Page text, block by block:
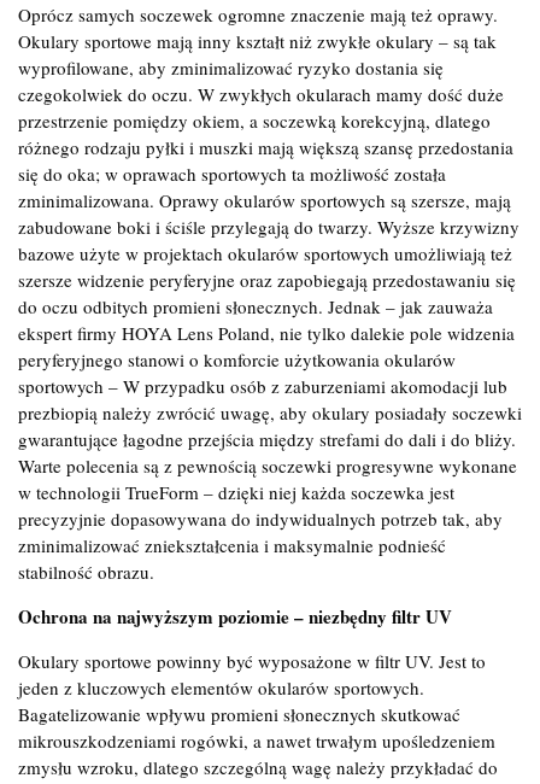
Oprócz samych soczewek ogromne znaczenie mają też oprawy.
Okulary sportowe mają inny kształt niż zwykłe okulary – są tak
wyprofilowane, aby zminimalizować ryzyko dostania się
czegokolwiek do oczu. W zwykłych okularach mamy dość duże
przestrzenie pomiędzy okiem, a soczewką korekcyjną, dlatego
różnego rodzaju pyłki i muszki mają większą szansę przedostania
się do oka; w oprawach sportowych ta możliwość została
zminimalizowana. Oprawy okularów sportowych są szersze, mają
zabudowane boki i ściśle przylegają do twarzy. Wyższe krzywizny
bazowe użyte w projektach okularów sportowych umożliwiają też
szersze widzenie peryferyjne oraz zapobiegają przedostawaniu się
do oczu odbitych promieni słonecznych. Jednak – jak zauważa
ekspert firmy HOYA Lens Poland, nie tylko dalekie pole widzenia
peryferyjnego stanowi o komforcie użytkowania okularów
sportowych – W przypadku osób z zaburzeniami akomodacji lub
prezbiopią należy zwrócić uwagę, aby okulary posiadały soczewki
gwarantujące łagodne przejścia między strefami do dali i do bliży.
Warte polecenia są z pewnością soczewki progresywne wykonane
w technologii TrueForm – dzięki niej każda soczewka jest
precyzyjnie dopasowywana do indywidualnych potrzeb tak, aby
zminimalizować zniekształcenia i maksymalnie podnieść
stabilność obrazu.
Ochrona na najwyższym poziomie – niezbędny filtr UV
Okulary sportowe powinny być wyposażone w filtr UV. Jest to
jeden z kluczowych elementów okularów sportowych.
Bagatelizowanie wpływu promieni słonecznych skutkować
mikrouszkodzeniami rogówki, a nawet trwałym upośledzeniem
zmysłu wzroku, dlatego szczególną wagę należy przykładać do